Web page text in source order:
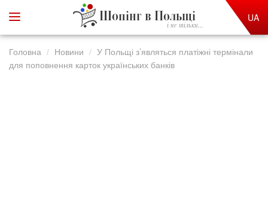
Шопінг в Польщі
і не тільки...
UA
Головна Новини
У Польщі з’являться платіжні термінали
для поповнення карток українських банків